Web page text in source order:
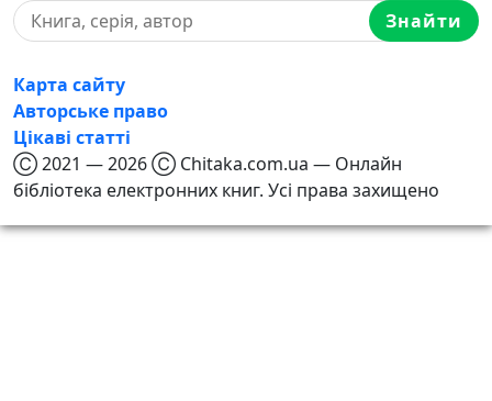
Знайти
Карта сайту
Авторське право
Цікаві статті
Ⓒ 2021 — 2026 Ⓒ Chitaka.com.ua — Онлайн
бібліотека електронних книг. Усі права захищено